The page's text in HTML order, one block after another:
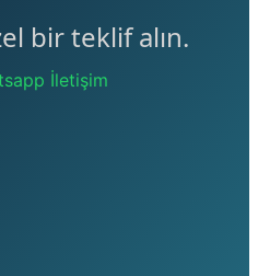
bir teklif alın.
İletişim